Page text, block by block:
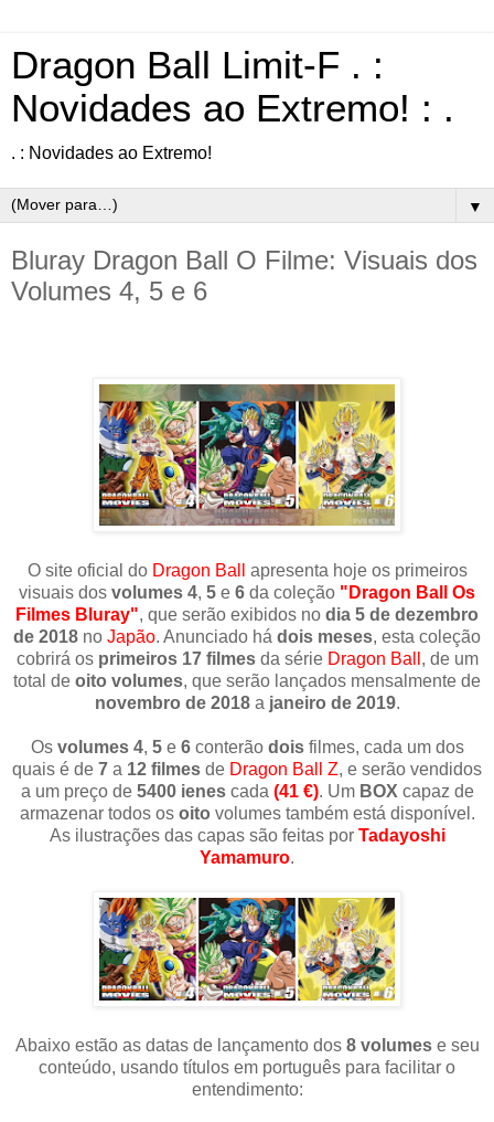
Dragon Ball Limit-F . :
Novidades ao Extremo! : .
. : Novidades ao Extremo!
▼
Bluray Dragon Ball O Filme: Visuais dos
Volumes 4, 5 e 6
O site oficial do Dragon Ball
apresenta hoje os primeiros
visuais dos volumes 4, 5 e 6 da coleção "Dragon Ball Os
Filmes Bluray", que serão exibidos no dia 5 de dezembro
de 2018 no Japão. Anunciado há dois meses, esta coleção
cobrirá os primeiros 17 filmesda série Dragon Ball , de um
total de oito volumes, que serão lançados mensalmente de
novembro de 2018a janeiro de 2019.
Os volumes 4, 5e 6conterão doisfilmes, cada um dos
quais é de 7 a 12 filmes de Dragon Ball Z, e serão vendidos
a um preço de 5400 ienescada (41 €). Um BOX capaz de
armazenar todos os oito volumes também está disponível.
As ilustrações das capas são feitas por Tadayoshi
Yamamuro.
Abaixo estão as datas de lançamento dos 8 volumese seu
conteúdo, usando títulos em português para facilitar o
entendimento: